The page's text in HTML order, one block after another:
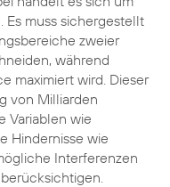
muss sichergestellt
zweier
während
maximiert wird. Dieser
von Milliarden
Variablen wie
Hindernisse wie
Interferenzen